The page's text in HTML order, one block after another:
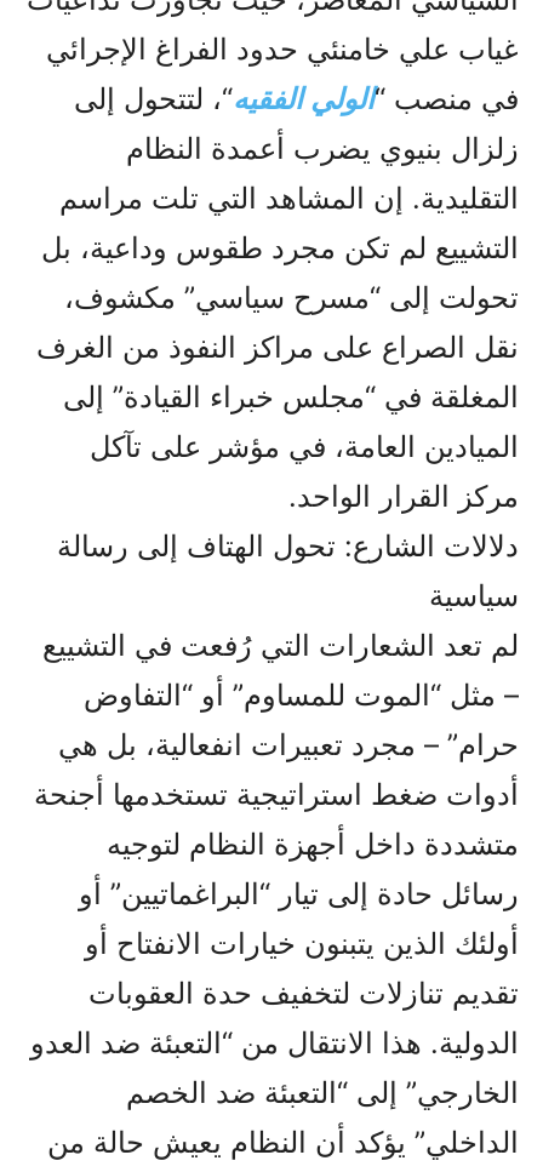
غياب علي خامنئي حدود الفراغ الإجرائي
في منصب “الولي الفقيه“، لتتحول إلى
زلزال بنيوي يضرب أعمدة النظام
التقليدية. إن المشاهد التي تلت مراسم
التشييع لم تكن مجرد طقوس وداعية، بل
تحولت إلى “مسرح سياسي” مكشوف،
نقل الصراع على مراكز النفوذ من الغرف
المغلقة في “مجلس خبراء القيادة” إلى
الميادين العامة، في مؤشر على تآكل
مركز القرار الواحد.
دلالات الشارع: تحول الهتاف إلى رسالة
سياسية
لم تعد الشعارات التي رُفعت في التشييع
– مثل “الموت للمساوم” أو “التفاوض
حرام” – مجرد تعبيرات انفعالية، بل هي
أدوات ضغط استراتيجية تستخدمها أجنحة
متشددة داخل أجهزة النظام لتوجيه
رسائل حادة إلى تيار “البراغماتيين” أو
أولئك الذين يتبنون خيارات الانفتاح أو
تقديم تنازلات لتخفيف حدة العقوبات
الدولية. هذا الانتقال من “التعبئة ضد العدو
الخارجي” إلى “التعبئة ضد الخصم
الداخلي” يؤكد أن النظام يعيش حالة من